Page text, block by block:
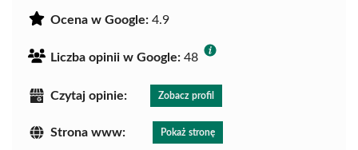
Ocena w Google: 4.9
Liczba opinii w Google: 48
Czytaj opinie: Zobacz profil
Strona www: Pokaż stronę